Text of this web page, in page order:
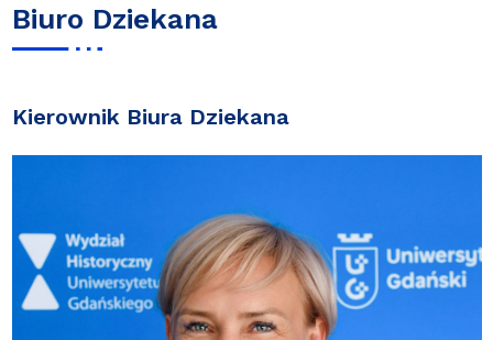
Biuro Dziekana
Kierownik Biura Dziekana